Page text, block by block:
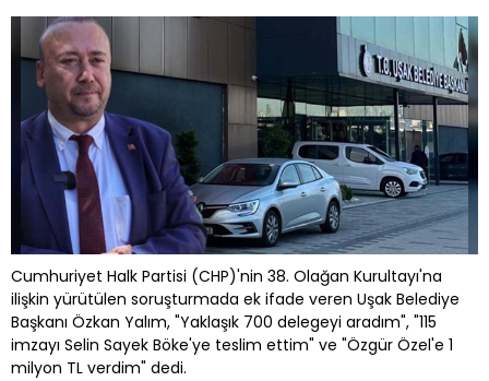
Cumhuriyet Halk Partisi (CHP)'nin 38. Olağan Kurultayı'na
ilişkin yürütülen soruşturmada ek ifade veren Uşak Belediye
Başkanı Özkan Yalım, "Yaklaşık 700 delegeyi aradım", "115
imzayı Selin Sayek Böke'ye teslim ettim" ve "Özgür Özel'e 1
milyon TL verdim" dedi.